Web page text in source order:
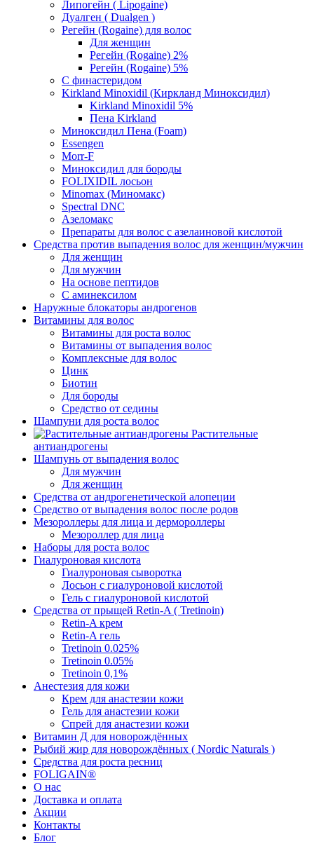
Липогейн ( Lipogaine)
Дуалген ( Dualgen )
Регейн (Rogaine) для волос
Для женщин
Регейн (Rogaine) 2%
Регейн (Rogaine) 5%
С финастеридом
Kirkland Minoxidil (Киркланд Миноксидил)
Kirkland Minoxidil 5%
Пена Kirkland
Миноксидил Пена (Foam)
Essengen
Morr-F
Миноксидил для бороды
FOLIXIDIL лосьон
Minomax (Миномакс)
Spectral DNC
Азеломакс
Препараты для волос с азелаиновой кислотой
Средства против выпадения волос для женщин/мужчин
Для женщин
Для мужчин
На основе пептидов
С аминексилом
Наружные блокаторы андрогенов
Витамины для волос
Витамины для роста волос
Витамины от выпадения волос
Комплексные для волос
Цинк
Биотин
Для бороды
Средство от седины
Шампуни для роста волос
Растительные
антиандрогены
Шампунь от выпадения волос
Для мужчин
Для женщин
Средства от андрогенетической алопеции
Средство от выпадения волос после родов
Мезороллеры для лица и дермороллеры
Мезороллер для лица
Наборы для роста волос
Гиалуроновая кислота
Гиалуроновая сыворотка
Лосьон с гиалуроновой кислотой
Гель с гиалуроновой кислотой
Средства от прыщей Retin-A ( Tretinoin)
Retin-A крем
Retin-A гель
Tretinoin 0.025%
Tretinoin 0.05%
Tretinoin 0,1%
Анестезия для кожи
Крем для анастезии кожи
Гель для анастезии кожи
Спрей для анастезии кожи
Витамин Д для новорождённых
Рыбий жир для новорождённых ( Nordic Naturals )
Средства для роста ресниц
FOLIGAIN®
О нас
Доставка и оплата
Акции
Контакты
Блог